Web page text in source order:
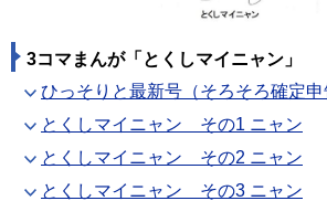
3コマまんが「とくしマイニャン」
ひっそりと最新号（そろそろ確定申
とくしマイニャン その1 ニャン
とくしマイニャン その2 ニャン
とくしマイニャン その3 ニャン